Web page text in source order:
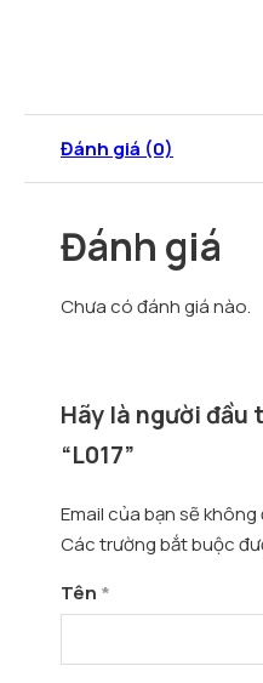
Đánh giá (0)
Đánh giá
Chưa có đánh giá nào.
Hãy là người đầu
“L017”
Email của bạn sẽ
Các trường bắt buộc
Tên *